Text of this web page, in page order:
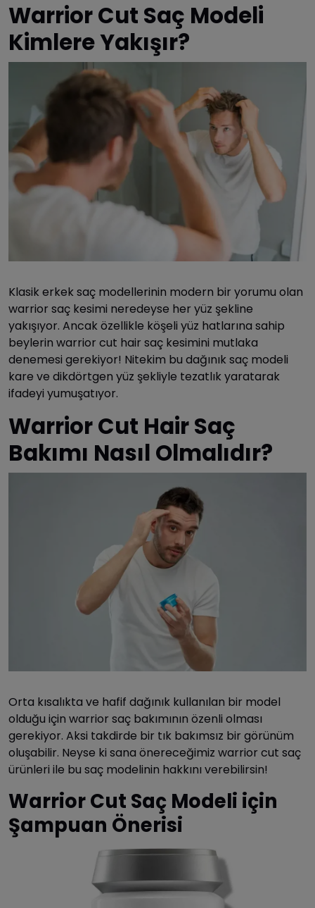
Warrior Cut Saç Modeli
Kimlere Yakışır?
Klasik erkek saç modellerinin modern bir yorumu olan
warrior saç kesimi neredeyse her yüz şekline
yakışıyor. Ancak özellikle köşeli yüz hatlarına sahip
beylerin warrior cut hair saç kesimini mutlaka
denemesi gerekiyor! Nitekim bu dağınık saç modeli
kare ve dikdörtgen yüz şekliyle tezatlık yaratarak
ifadeyi yumuşatıyor.
Warrior Cut Hair Saç
Bakımı Nasıl Olmalıdır?
Orta kısalıkta ve hafif dağınık kullanılan bir model
olduğu için warrior saç bakımının özenli olması
gerekiyor. Aksi takdirde bir tık bakımsız bir görünüm
oluşabilir. Neyse ki sana önereceğimiz warrior cut saç
ürünleri ile bu saç modelinin hakkını verebilirsin!
Warrior Cut Saç Modeli için
Şampuan Önerisi